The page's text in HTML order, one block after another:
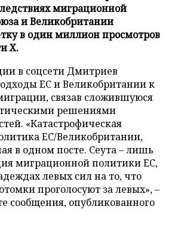
миграционной
и Великобритании
в один миллион просмотров
X.
в соцсети Дмитриев
ЕС и Великобритании к
связав сложившуюся
решениями
«Катастрофическая
ЕС/Великобритании,
в одном посте. Сеута – лишь
миграционной политики ЕС,
левых сил на то, что
проголосуют за левых», –
сообщения, опубликованного